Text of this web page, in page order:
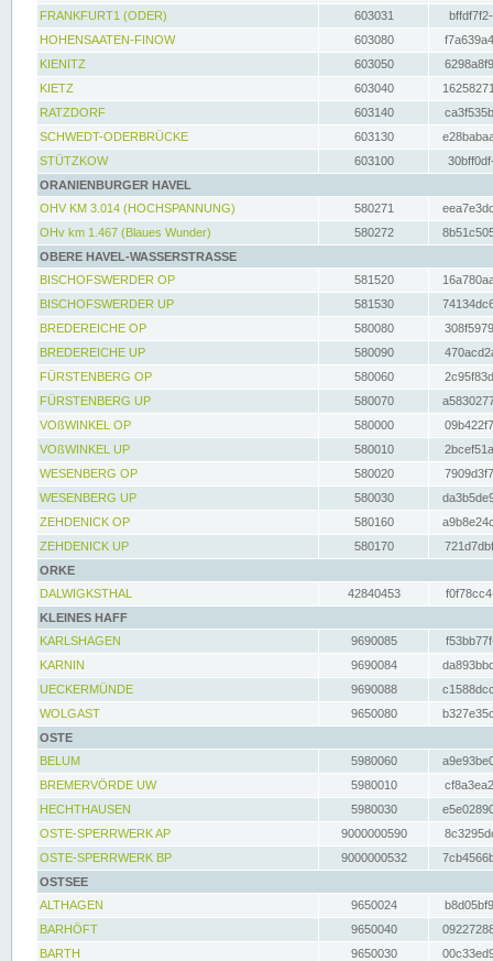
FRANKFURT1 (ODER)
603031
HOHENSAATEN-FINOW
603080
KIENITZ
603050
KIETZ
603040
RATZDORF
603140
SCHWEDT-ODERBRÜCKE
603130
STÜTZKOW
603100
ORANIENBURGER HAVEL
OHV KM 3.014 (HOCHSPANNUNG)
580271
OHv km 1.467 (Blaues Wunder)
580272
OBERE HAVEL-WASSERSTRASSE
BISCHOFSWERDER OP
581520
BISCHOFSWERDER UP
581530
BREDEREICHE OP
580080
BREDEREICHE UP
580090
FÜRSTENBERG OP
580060
FÜRSTENBERG UP
580070
VOßWINKEL OP
580000
VOßWINKEL UP
580010
WESENBERG OP
580020
WESENBERG UP
580030
ZEHDENICK OP
580160
ZEHDENICK UP
580170
ORKE
DALWIGKSTHAL
42840453
KLEINES HAFF
KARLSHAGEN
9690085
KARNIN
9690084
UECKERMÜNDE
9690088
WOLGAST
9650080
OSTE
BELUM
5980060
BREMERVÖRDE UW
5980010
HECHTHAUSEN
5980030
OSTE-SPERRWERK AP
9000000590
OSTE-SPERRWERK BP
9000000532
OSTSEE
ALTHAGEN
9650024
BARHÖFT
9650040
BARTH
9650030